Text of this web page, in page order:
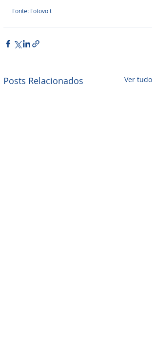
Fonte: Fotovolt
Posts Relacionados Ver tudo